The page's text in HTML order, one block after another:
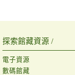
探索館藏資源 /
電子資源
數碼館藏